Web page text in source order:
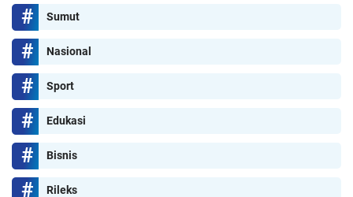
Sumut
Nasional
Sport
Edukasi
Bisnis
Rileks